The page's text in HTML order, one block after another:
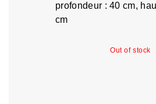
profondeur : 40 cm,
cm
Out of stock